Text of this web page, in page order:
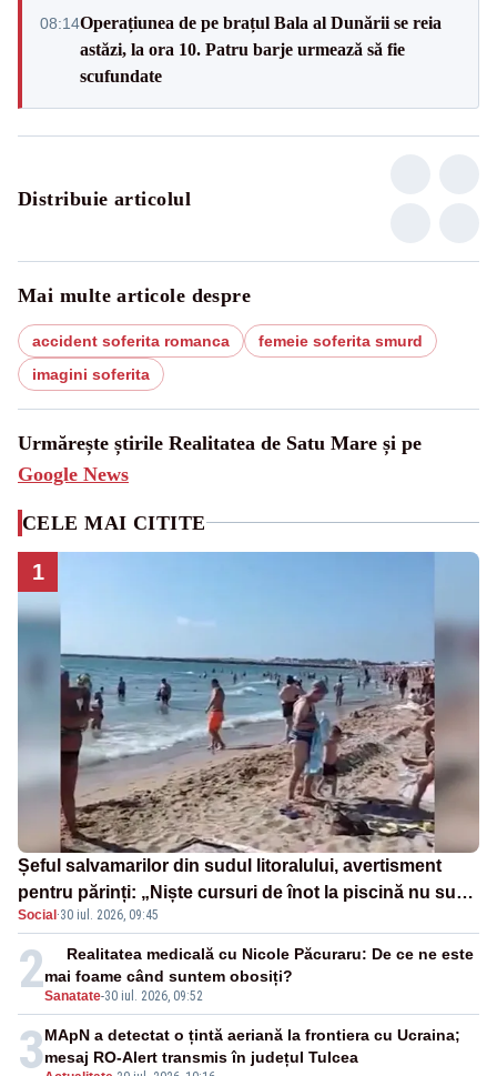
08:14Operațiunea de pe brațul Bala al Dunării se reia
astăzi, la ora 10. Patru barje urmează să fie
scufundate
Distribuie articolul
Mai multe articole despre
accident soferita romanca
femeie soferita smurd
imagini soferita
Urmărește știrile Realitatea de Satu Mare și pe
Google News
CELE MAI CITITE
1
Șeful salvamarilor din sudul litoralului, avertisment
pentru părinți: „Niște cursuri de înot la piscină nu sunt
suficiente”
Social·30 iul. 2026, 09:45
2Sanatate-30 iul. 2026, 09:52
Realitatea medicală cu Nicole Păcuraru: De ce ne este
mai foame când suntem obosiți?
3MApN a detectat o țintă aeriană la frontiera cu Ucraina;
mesaj RO-Alert transmis în județul Tulcea